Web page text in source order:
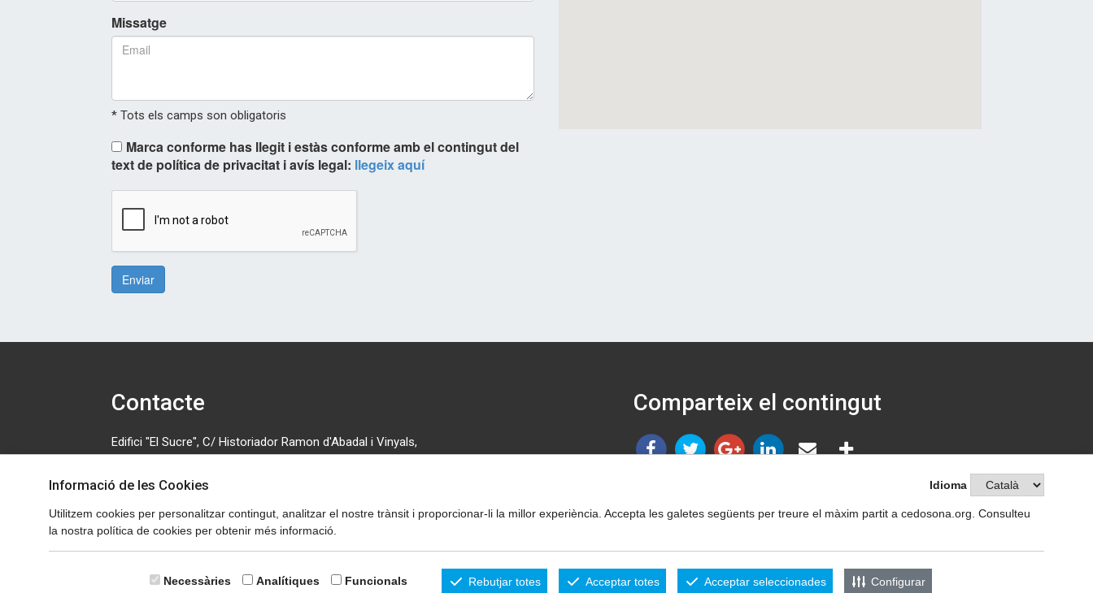
Missatge
* Tots els camps son obligatoris
Marca conforme has llegit i estàs conforme amb el contingut del
text de política de privacitat i avís legal: llegeix aquí
Enviar
Contacte
Edifici "El Sucre", C/ Historiador Ramon d'Abadal i Vinyals,
cedosona@cedosona.org
Política de cookies
Avís legal
Comparteix el contingut
Informació de les Cookies Idioma
Utilitzem cookies per personalitzar contingut, analitzar el nostre trànsit i proporcionar-li la millor experiència. Accepta les galetes següents per treure el màxim partit a cedosona.org. Consulteu
la nostra política de cookies per obtenir més informació.
Necessàries Analítiques Funcionals Rebutjar totes Acceptar totes Acceptar seleccionades Configurar